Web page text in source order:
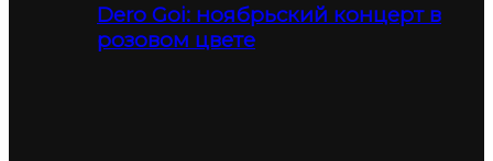
Dero Goi: ноябрьский концерт в
розовом цвете